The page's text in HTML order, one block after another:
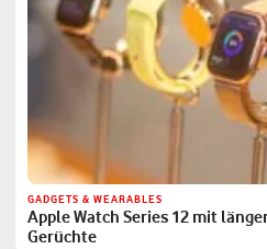
GADGETS & WEARABLES
Apple Watch Series 12 mit
Gerüchte